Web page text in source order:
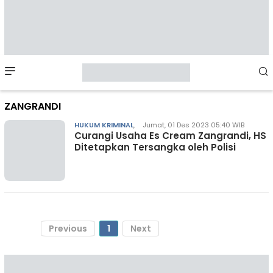
Menu
ZANGRANDI
HUKUM KRIMINAL, Jumat, 01 Des 2023 05:40 WIB
Curangi Usaha Es Cream Zangrandi, HS
Ditetapkan Tersangka oleh Polisi
Previous 1 Next